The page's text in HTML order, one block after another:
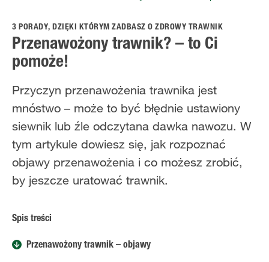
O nas
3 PORADY, DZIĘKI KTÓRYM ZADBASZ O ZDROWY TRAWNIK
Przenawożony trawnik? – to Ci
pomoże!
Przyczyn przenawożenia trawnika jest
mnóstwo – może to być błędnie ustawiony
siewnik lub źle odczytana dawka nawozu. W
tym artykule dowiesz się, jak rozpoznać
objawy przenawożenia i co możesz zrobić,
by jeszcze uratować trawnik.
Spis treści
Przenawożony trawnik – objawy